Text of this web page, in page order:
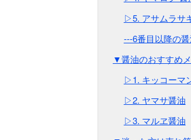
▷5. アサムラサ
---6番目以降の
▼醤油のおすすめ
▷1. キッコーマ
▷2. ヤマサ醤油
▷3. マルヱ醤油